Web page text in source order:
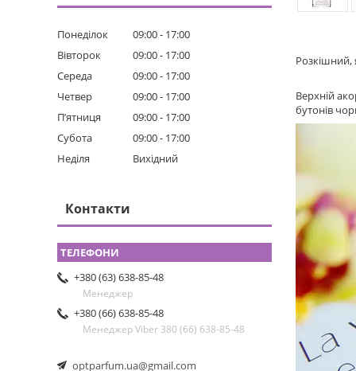
Розкішний,
Верхній
бутонів
Понеділок 09:00
17:00
Вівторок
09:00
17:00
Середа
09:00
17:00
Четвер
09:00
17:00
Пʼятниця
09:00
17:00
Субота
09:00
17:00
Неділя
Вихідний
Контакти
+380 (63) 638-85-48
Менеджер
+380 (66) 638-85-48
Менеджер Viber 380 (66) 638-85-48
optparfum.ua@gmail.com